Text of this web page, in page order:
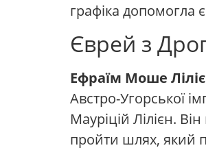
графіка допомогла
Єврей з
Ефраїм Моше
Австро-Угорської
Мауріцій Лілієн.
пройти шлях, який